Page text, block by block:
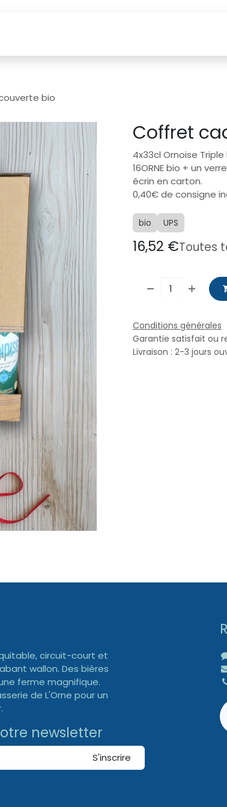
bio
Coffret
4x33cl Ornoise
16ORNE bio + un
écrin en carton.
0,40€ de consigne
bio UPS
16,52 €Toutes
Conditions générales
Garantie satisfait ou
Livraison : 2-3 jours
circuit-court et
wallon. Des bières
ferme magnifique.
de L'Orne pour un
newsletter
S'inscrire